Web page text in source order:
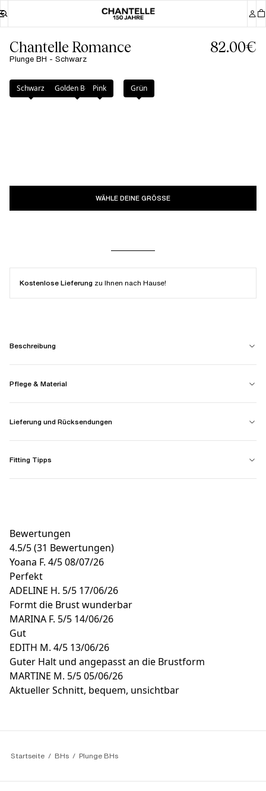
Chantelle Romance
Plunge BH - Schwarz
82.00€
Farbe: Schwarz
Schwarz Golden BeigePink Grün
WÄHLE DEINE GRÖSSE
Kostenlose Lieferung zu Ihnen nach Hause!
Beschreibung
Pflege & Material
Lieferung und Rücksendungen
Fitting Tipps
Bewertungen
4.5/5(31 Bewertungen)
Yoana F. 4/508/07/26
Perfekt
ADELINE H. 5/5 17/06/26
Formt die Brust wunderbar
MARINA F. 5/5 14/06/26
Gut
EDITH M. 4/5 13/06/26
Guter Halt und angepasst an die Brustform
MARTINE M. 5/505/06/26
Aktueller Schnitt, bequem, unsichtbar
Startseite BHs Plunge BHs